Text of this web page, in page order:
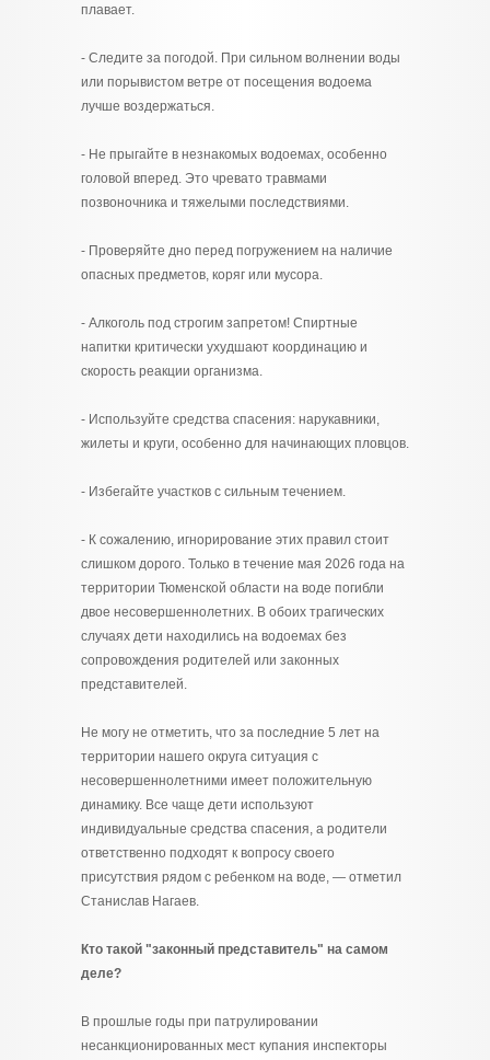
плавает.
- Следите за погодой. При сильном волнении воды
или порывистом ветре от посещения водоема
лучше воздержаться.
- Не прыгайте в незнакомых водоемах, особенно
головой вперед. Это чревато травмами
позвоночника и тяжелыми последствиями.
- Проверяйте дно перед погружением на наличие
опасных предметов, коряг или мусора.
- Алкоголь под строгим запретом! Спиртные
напитки критически ухудшают координацию и
скорость реакции организма.
- Используйте средства спасения: нарукавники,
жилеты и круги, особенно для начинающих пловцов.
- Избегайте участков с сильным течением.
- К сожалению, игнорирование этих правил стоит
слишком дорого. Только в течение мая 2026 года на
территории Тюменской области на воде погибли
двое несовершеннолетних. В обоих трагических
случаях дети находились на водоемах без
сопровождения родителей или законных
представителей.
Не могу не отметить, что за последние 5 лет на
территории нашего округа ситуация с
несовершеннолетними имеет положительную
динамику. Все чаще дети используют
индивидуальные средства спасения, а родители
ответственно подходят к вопросу своего
присутствия рядом с ребенком на воде, — отметил
Станислав Нагаев.
Кто такой "законный представитель" на самом
деле?
В прошлые годы при патрулировании
несанкционированных мест купания инспекторы